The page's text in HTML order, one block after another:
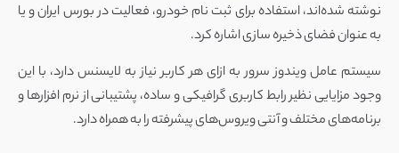
نوشته شده‌اند، استفاده برای ثبت نام خودرو، فعالیت در بورس ایران و یا
به عنوان فضای ذخیره سازی اشاره کرد.
سیستم عامل ویندوز سرور به ازای هر کاربر نیاز به لایسنس دارد، با این
وجود مزایایی نظیر رابط کاربری گرافیکی و ساده، پشتیبانی از نرم افزارها و
برنامه‌های مختلف و آنتی ویروس‌های پیشرفته را به همراه دارد.